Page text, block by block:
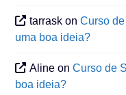
tarrask onCurso
uma boa ideia?
Aline onCurso de
boa ideia?